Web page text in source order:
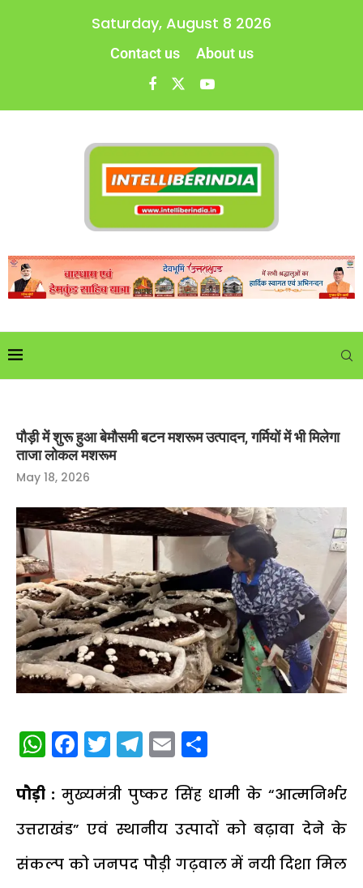
Saturday, August 8 2026
Contact us About us
पौड़ी में शुरू हुआ बेमौसमी बटन मशरूम उत्पादन, गर्मियों में भी मिलेगा
ताजा लोकल मशरूम
May 18, 2026
WhatsApp
Facebook
Twitter
Telegram
Email
पौड़ी : मुख्यमंत्री पुष्कर सिंह धामी के “आत्मनिर्भर
उत्तराखंड” एवं स्थानीय उत्पादों को बढ़ावा देने के
संकल्प को जनपद पौड़ी गढ़वाल में नयी दिशा मिल